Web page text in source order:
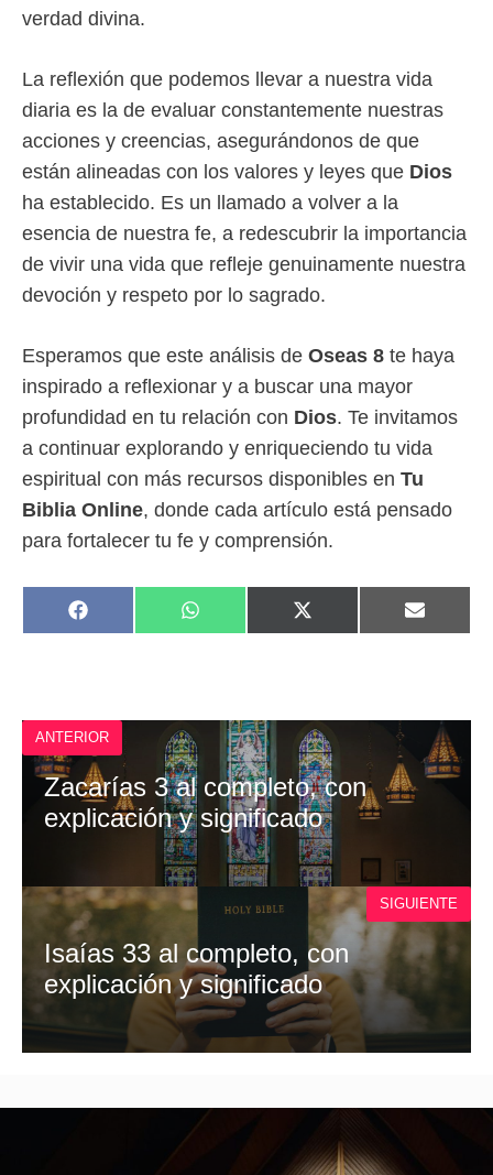
verdad divina.
La reflexión que podemos llevar a nuestra vida
diaria es la de evaluar constantemente nuestras
acciones y creencias, asegurándonos de que
están alineadas con los valores y leyes que Dios
ha establecido. Es un llamado a volver a la
esencia de nuestra fe, a redescubrir la importancia
de vivir una vida que refleje genuinamente nuestra
devoción y respeto por lo sagrado.
Esperamos que este análisis de Oseas 8 te haya
inspirado a reflexionar y a buscar una mayor
profundidad en tu relación con Dios. Te invitamos
a continuar explorando y enriqueciendo tu vida
espiritual con más recursos disponibles en Tu
Biblia Online, donde cada artículo está pensado
para fortalecer tu fe y comprensión.
COMPARTIR
EN
F
A
O
K
COMPARTIR
EN
W
H
P
COMPARTIR
EN
X
(
T
E
R
)
EN
E
M
ANTERIOR
Zacarías 3 al completo, con
explicación y significado
Isaías 33 al completo, con
explicación y significado
SIGUIENTE